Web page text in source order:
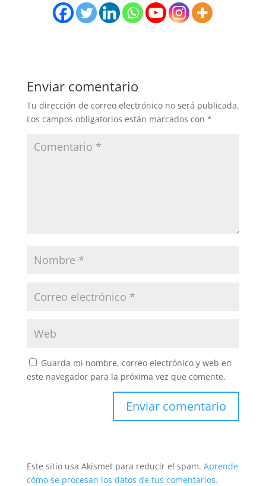
Enviar comentario
Tu dirección de correo electrónico no será publicada.
Los campos obligatorios están marcados con *
Guarda mi nombre, correo electrónico y web en
este navegador para la próxima vez que comente.
Este sitio usa Akismet para reducir el spam. Aprende
cómo se procesan los datos de tus comentarios.